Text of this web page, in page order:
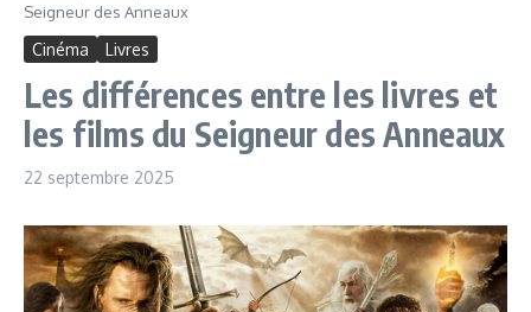
Seigneur des Anneaux
Cinéma Livres
Les différences entre les livres et
les films du Seigneur des Anneaux
22 septembre 2025